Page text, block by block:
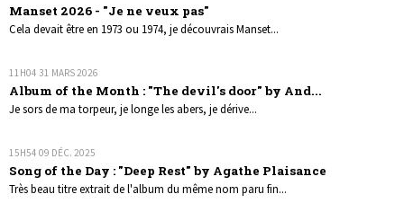
Manset 2026 - "Je ne veux pas"
Cela devait être en 1973 ou 1974, je découvrais Manset...
11H04 31 MARS 2026
Album of the Month : "The devil's door" by And...
Je sors de ma torpeur, je longe les abers, je dérive...
15H54 09 DÉC. 2025
Song of the Day : "Deep Rest" by Agathe Plaisance
Très beau titre extrait de l'album du même nom paru fin...